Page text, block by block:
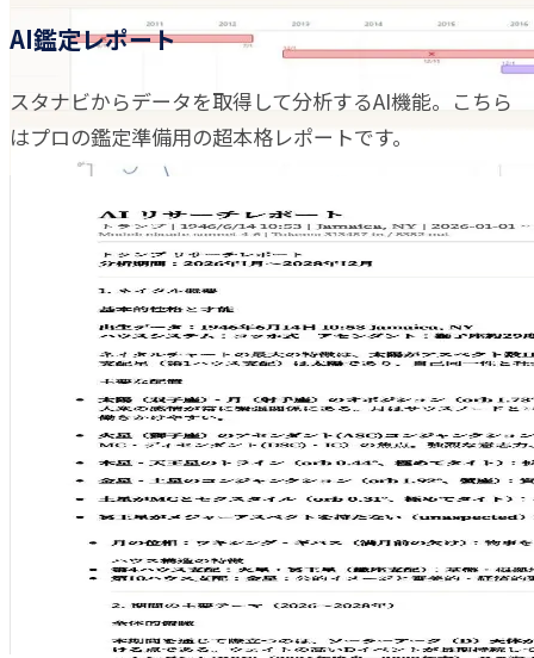
AI鑑定レポート
スタナビからデータを取得して分析するAI機能。こちら
はプロの鑑定準備用の超本格レポートです。